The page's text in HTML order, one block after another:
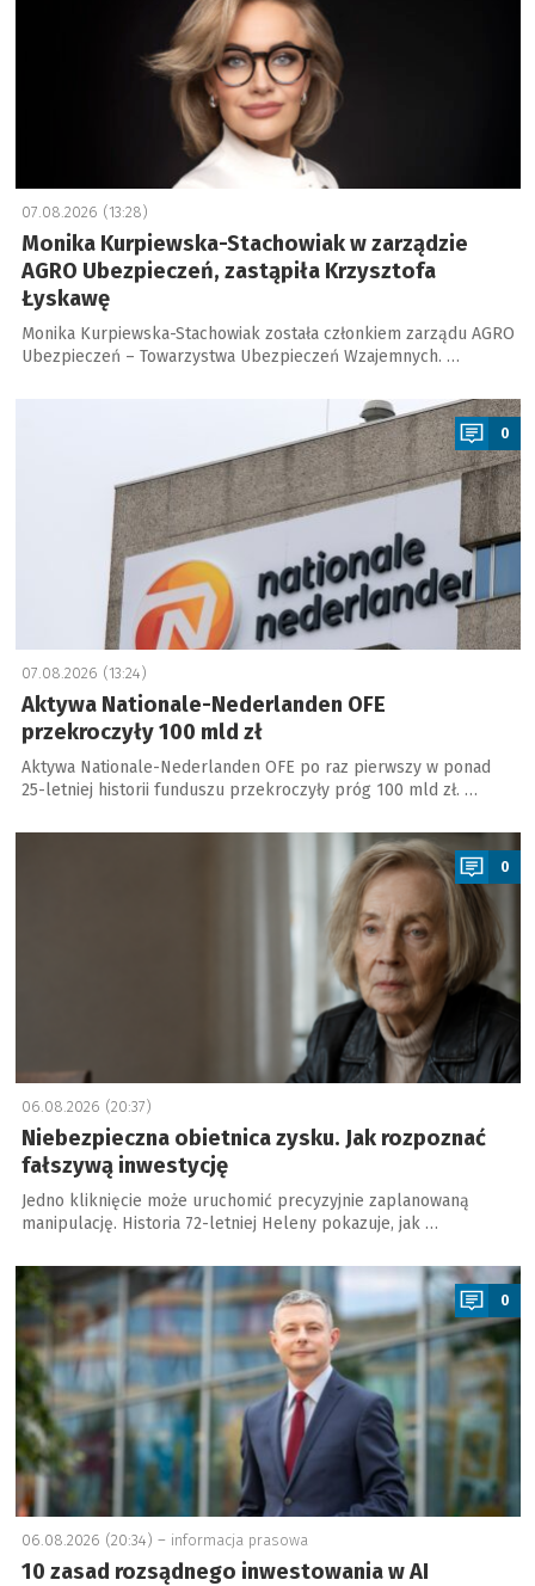
07.08.2026 (13:28)
Monika Kurpiewska-Stachowiak w zarządzie
AGRO Ubezpieczeń, zastąpiła Krzysztofa
Łyskawę
Monika Kurpiewska-Stachowiak została członkiem zarządu AGRO
Ubezpieczeń – Towarzystwa Ubezpieczeń Wzajemnych. …
0
07.08.2026 (13:24)
Aktywa Nationale-Nederlanden OFE
przekroczyły 100 mld zł
Aktywa Nationale-Nederlanden OFE po raz pierwszy w ponad
25-letniej historii funduszu przekroczyły próg 100 mld zł. …
a
0
06.08.2026 (20:37)
Niebezpieczna obietnica zysku. Jak rozpoznać
fałszywą inwestycję
Jedno kliknięcie może uruchomić precyzyjnie zaplanowaną
manipulację. Historia 72-letniej Heleny pokazuje, jak …
a
0
06.08.2026 (20:34) – informacja prasowa
10 zasad rozsądnego inwestowania w AI